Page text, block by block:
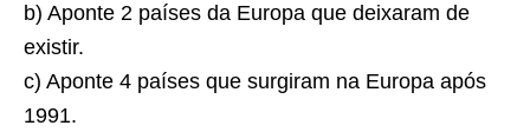
b) Aponte 2 países da Europa que deixaram de
existir.
c) Aponte 4 países que surgiram na Europa após
1991.